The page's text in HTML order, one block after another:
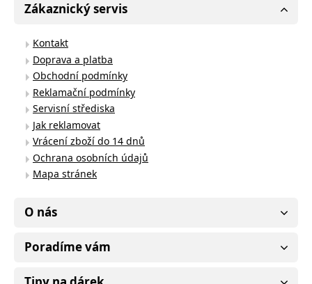
Zákaznický servis
Kontakt
Doprava a platba
Obchodní podmínky
Reklamační podmínky
Servisní střediska
Jak reklamovat
Vrácení zboží do 14 dnů
Ochrana osobních údajů
Mapa stránek
O nás
Poradíme vám